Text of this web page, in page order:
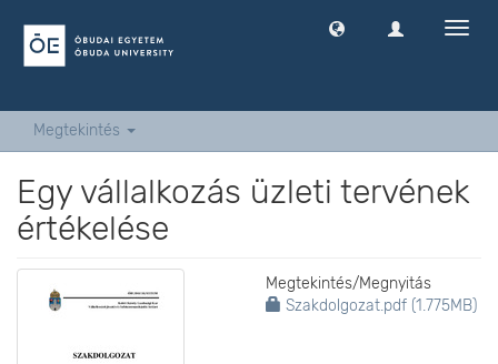
Megtekintés
Egy vállalkozás üzleti tervének
értékelése
Megtekintés/Megnyitás
Szakdolgozat.pdf (1.775MB)